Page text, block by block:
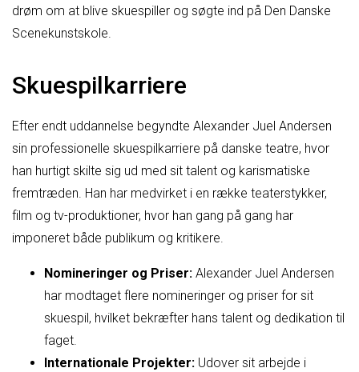
drøm om at blive skuespiller og søgte ind på Den Danske
Scenekunstskole.
Skuespilkarriere
Efter endt uddannelse begyndte Alexander Juel Andersen
sin professionelle skuespilkarriere på danske teatre, hvor
han hurtigt skilte sig ud med sit talent og karismatiske
fremtræden. Han har medvirket i en række teaterstykker,
film og tv-produktioner, hvor han gang på gang har
imponeret både publikum og kritikere.
Nomineringer og Priser: Alexander Juel Andersen
har modtaget flere nomineringer og priser for sit
skuespil, hvilket bekræfter hans talent og dedikation til
faget.
Internationale Projekter: Udover sit arbejde i